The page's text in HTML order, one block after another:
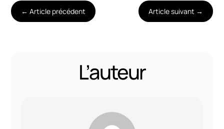
←Article précédent Article suivant →
L’auteur